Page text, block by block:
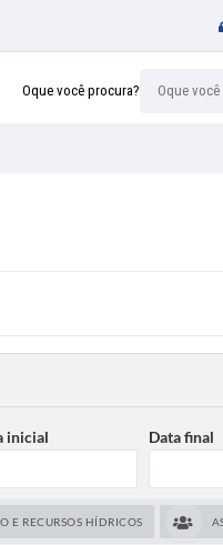
Oque você procura?
inicial Data final
E RECURSOS HÍDRICOS